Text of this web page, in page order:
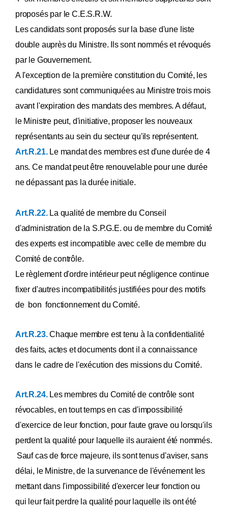
proposés par le C.E.S.R.W.
Les candidats sont proposés sur la base d'une liste
double auprès du Ministre. Ils sont nommés et révoqués
par le Gouvernement.
A l'exception de la première constitution du Comité, les
candidatures sont communiquées au Ministre trois mois
avant l'expiration des mandats des membres. A défaut,
le Ministre peut, d'initiative, proposer les nouveaux
représentants au sein du secteur qu'ils représentent.
Art.R.21. Le mandat des membres est d'une durée de 4
ans. Ce mandat peut être renouvelable pour une durée
ne dépassant pas la durée initiale.
Art.R.22. La qualité de membre du Conseil
d'administration de la S.P.G.E. ou de membre du Comité
des experts est incompatible avec celle de membre du
Comité de contrôle.
Le règlement d'ordre intérieur peut négligence continue
fixer d'autres incompatibilités justifiées pour des motifs
de bon fonctionnement du Comité.
Art.R.23.Chaque membre est tenu à la confidentialité
des faits, actes et documents dont il a connaissance
dans le cadre de l'exécution des missions du Comité.
Art.R.24. Les membres du Comité de contrôle sont
révocables, en tout temps en cas d'impossibilité
d'exercice de leur fonction, pour faute grave ou lorsqu'ils
perdent la qualité pour laquelle ils auraient été nommés.
Sauf cas de force majeure, ils sont tenus d'aviser, sans
délai, le Ministre, de la survenance de l'événement les
mettant dans l'impossibilité d'exercer leur fonction ou
qui leur fait perdre la qualité pour laquelle ils ont été